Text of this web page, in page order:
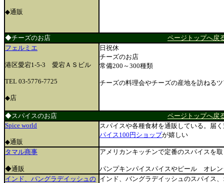
◆通販
◆チーズのお店 ページトップへ戻
フェルミエ
港区愛宕1-5-3 愛宕ＡＳビル
TEL 03-5776-7725
◆店
日祝休
チーズのお店
常備200～300種類
チーズの料理会やチーズの産地を訪ねる
◆スパイスのお店 ページトップへ戻
Spice world
◆通販
スパイスや各種食材を通販している。届
パイス100円ショップが嬉しい
タマル商事
◆通販
アメリカンキッチンで定番のスパイスを
パンプキンパイスパイスやピール オレ
インド、バングラデイッシュの インド、バングラデイッシュのスパイス